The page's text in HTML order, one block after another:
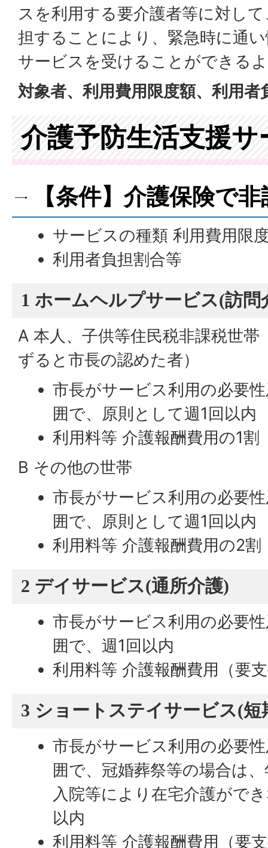
スを利用する要介護者等に対し
担することにより、緊急時に通
サービスを受けることができる
対象者、利用費用限度額、利用者
介護予防生活支援サ
【条件】介護保険で
サービスの種類 利用費用限
利用者負担割合等
1 ホームヘルプサービス(訪問
A 本人、子供等住民税非課税世
ずると市長の認めた者）
市長がサービス利用の必要
囲で、原則として週1回以内
利用料等 介護報酬費用の1割
B その他の世帯
市長がサービス利用の必要
囲で、原則として週1回以内
利用料等 介護報酬費用の2割
2 デイサービス(通所介護)
市長がサービス利用の必要
囲で、週1回以内
利用料等 介護報酬費用（要
3 ショートステイサービス(短
市長がサービス利用の必要
囲で、冠婚葬祭等の場合は
入院等により在宅介護がで
以内
利用料等 介護報酬費用（要